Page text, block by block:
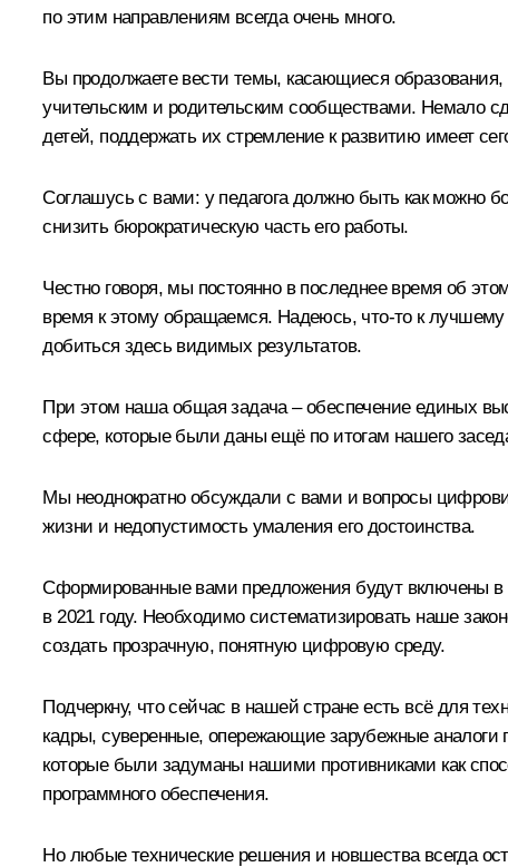
по этим направлениям всегда очень много.
Вы продолжаете вести темы, касающиеся
учительским и родительским сообществами. Немало
детей, поддержать их стремление к развитию имеет
Соглашусь с вами: у педагога должно быть как можно
снизить бюрократическую часть его работы.
Честно говоря, мы постоянно в последнее время об
время к этому обращаемся. Надеюсь, что-то к
добиться здесь видимых результатов.
При этом наша общая задача – обеспечение единых
сфере, которые были даны ещё по итогам нашего
Мы неоднократно обсуждали с вами и вопросы
жизни и недопустимость умаления его достоинства.
Сформированные вами предложения будут включены
в 2021 году. Необходимо систематизировать наше
создать прозрачную, понятную цифровую среду.
Подчеркну, что сейчас в нашей стране есть всё для
кадры, суверенные, опережающие зарубежные
которые были задуманы нашими противниками как
программного обеспечения.
Но любые технические решения и новшества всегда